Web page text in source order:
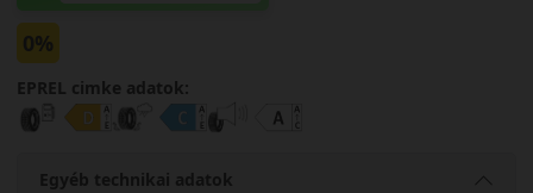
0%
EPREL cimke adatok:
Egyéb technikai adatok